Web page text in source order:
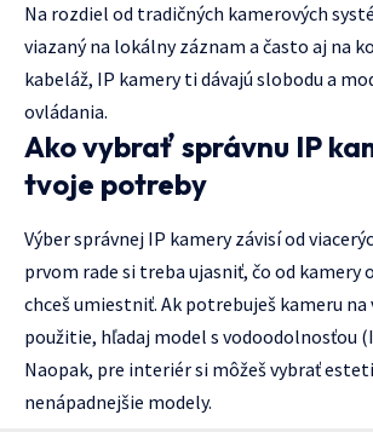
Na rozdiel od tradičných kamerových
viazaný na lokálny záznam a často aj na
kabeláž, IP kamery ti dávajú slobodu a
ovládania.
Ako vybrať správnu IP
tvoje potreby
Výber správnej IP kamery závisí od
prvom rade si treba ujasniť, čo od kamery
chceš umiestniť. Ak potrebuješ kameru na
použitie, hľadaj model s vodoodolnosťou
Naopak, pre interiér si môžeš vybrať
nenápadnejšie modely.